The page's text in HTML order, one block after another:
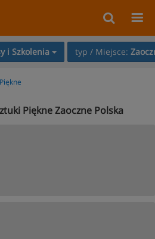
i Szkolenia typ / Miejsce:
Piękne Zaoczne Polska